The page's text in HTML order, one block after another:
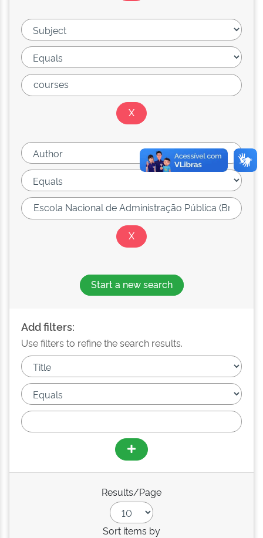
Start a new search
Add filters:
Use filters to refine the search results.
Results/Page
Sort items by